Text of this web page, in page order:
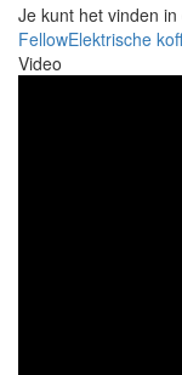
Je kunt het vinden
FellowElektrische
Video